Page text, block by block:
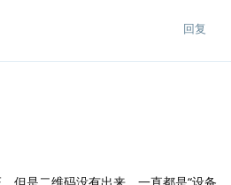
回复